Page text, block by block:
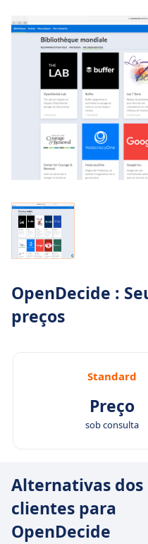
OpenDecide :
preços
Standard
Preço
sob consulta
Alternativas dos
clientes para
OpenDecide